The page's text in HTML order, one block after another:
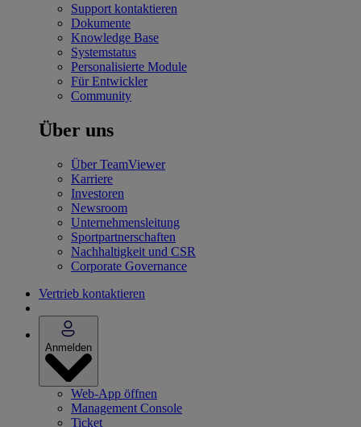
Support kontaktieren
Dokumente
Knowledge Base
Systemstatus
Personalisierte Module
Für Entwickler
Community
Über uns
Über TeamViewer
Karriere
Investoren
Newsroom
Unternehmensleitung
Sportpartnerschaften
Nachhaltigkeit und CSR
Corporate Governance
Vertrieb kontaktieren
Anmelden
Web-App öffnen
Management Console
Ticket